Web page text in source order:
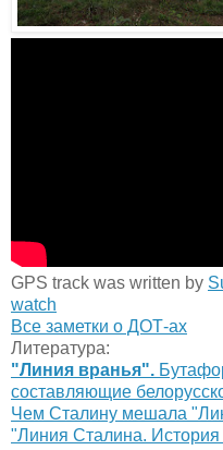
GPS track was written by
watch
Все заметки о ДОТ-ах
Литература:
"Линия вранья".
составляющие
Чем Сталину мешала
"Линия Сталина.